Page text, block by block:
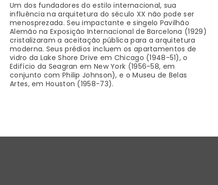
Um dos fundadores do estilo internacional, sua
influência na arquitetura do século XX não pode ser
menosprezada. Seu impactante e singelo Pavilhão
Alemão na Exposição Internacional de Barcelona (1929)
cristalizaram a aceitação pública para a arquitetura
moderna. Seus prédios incluem os apartamentos de
vidro da Lake Shore Drive em Chicago (1948-51), o
Edifício da Seagran em New York (1956-58, em
conjunto com Philip Johnson), e o Museu de Belas
Artes, em Houston (1958-73).